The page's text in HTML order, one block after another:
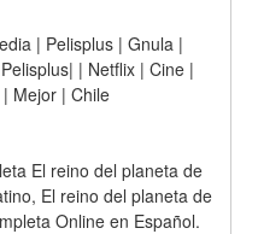
| Pelisplus | Gnula |
| Netflix | Cine |
Mejor | Chile
El reino del planeta de
El reino del planeta de
Online en Español.